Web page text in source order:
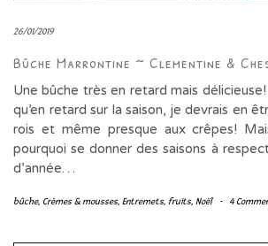
26/01/2019
Bûche Marrontine ~ Clementine &
Une bûche très en retard mais
qu’en retard sur la saison, je devrais en
rois et même presque aux crêpes!
pourquoi se donner des saisons à
d’année…
bûche, Crèmes & mousses, Entremets, fruits, Noël - 4